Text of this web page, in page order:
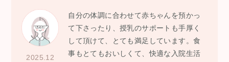
2025.12
自分の体調に合わせて赤ちゃんを預かっ
て下さったり、授乳のサポートも手厚く
して頂けて、とても満足しています。食
事もとてもおいしくて、快適な入院生活